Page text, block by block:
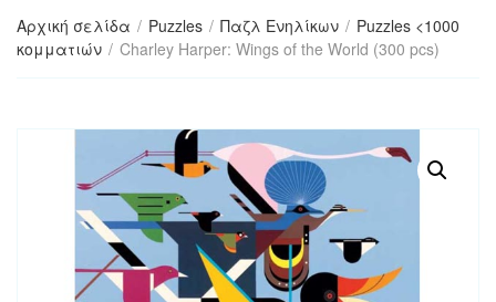
g
o
h
t
c
Αρχική σελίδα / Puzzles / Παζλ Ενηλίκων / Puzzles <1000
κομματιών / Charley Harper: Wings of the World (300 pcs)